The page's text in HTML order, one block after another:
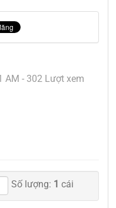
AM - 302 Lượt xem
Số lượng: 1 cái